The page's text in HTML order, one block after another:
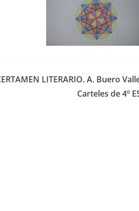
LITERARIO. A. Buero
Carteles de 4º